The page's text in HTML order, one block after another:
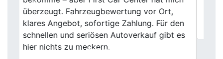
Car Center in Gladbeck der Fall. Klare
Infos, sauberer Ablauf.